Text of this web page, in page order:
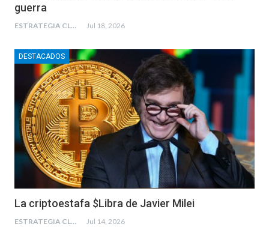
guerra
ESTRATEGIA CLAE Jul 18, 2026
DESTACADOS
La criptoestafa $Libra de Javier Milei
ESTRATEGIA CLAE Jul 14, 2026